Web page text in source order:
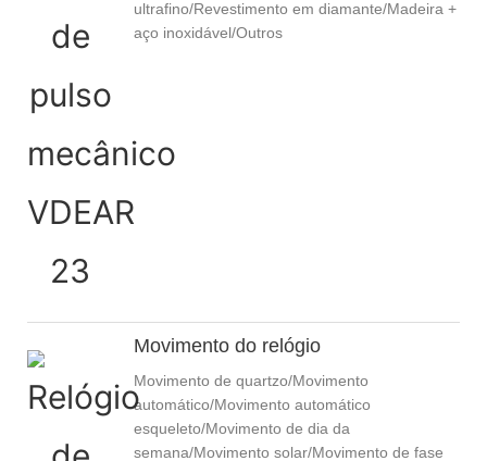
ultrafino/Revestimento em diamante/Madeira +
aço inoxidável/Outros
Movimento do relógio
Movimento de quartzo/Movimento
automático/Movimento automático
esqueleto/Movimento de dia da
semana/Movimento solar/Movimento de fase